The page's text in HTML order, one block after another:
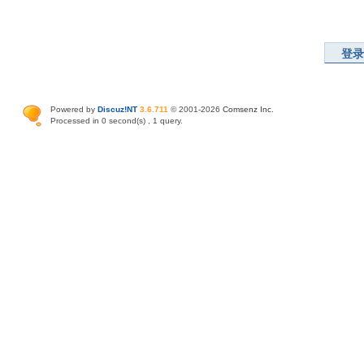
登录
Powered by Discuz!NT 3.6.711 © 2001-2026 Comsenz Inc.
Processed in 0 second(s) , 1 query.